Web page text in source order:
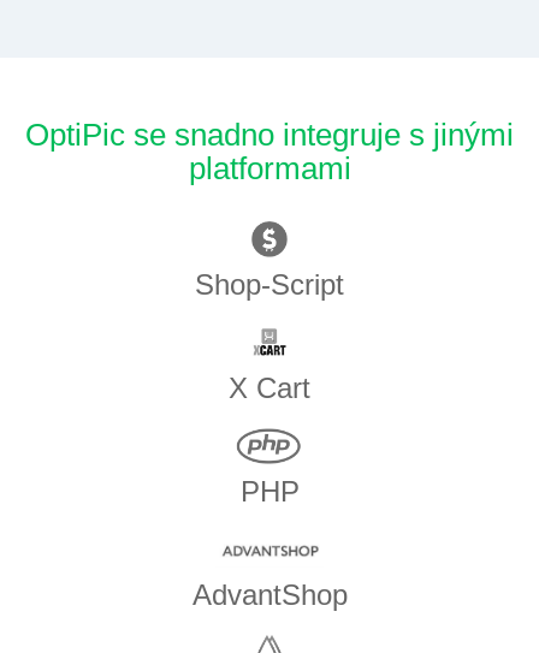
OptiPic se snadno integruje s jinými
platformami
Shop-Script
X Cart
PHP
AdvantShop